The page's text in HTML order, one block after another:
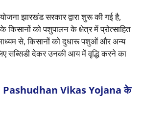
झारखंड सरकार द्वारा शुरू की गई है,
किसानों को पशुपालन के क्षेत्र में प्रोत्साहित
से, किसानों को दुधारू पशुओं और अन्य
सब्सिडी देकर उनकी आय में वृद्धि करने का
Vikas Yojana के